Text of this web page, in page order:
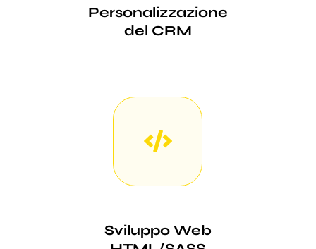
Personalizzazione
del CRM
Sviluppo Web